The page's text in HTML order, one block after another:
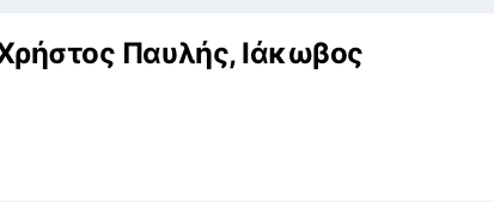
Παυλής, Ιάκωβος